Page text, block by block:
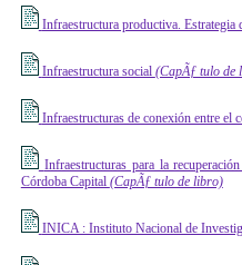
Infraestructura productiva.
Infraestructura social (CapÃƒ ­tulo de
Infraestructuras de conexión entre el
Infraestructuras para la
Córdoba Capital (CapÃƒ ­tulo de libro)
INICA : Instituto Nacional de